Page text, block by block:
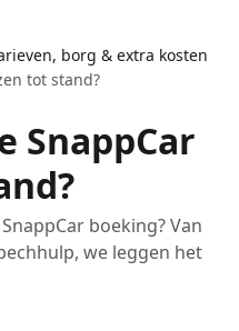
borg & extra kosten
tot stand?
SnappCar
boeking? Van
we leggen het